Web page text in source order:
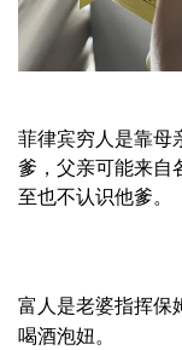
菲律宾穷人是靠母
爹，父亲可能来自
至也不认识他爹。
富人是老婆指挥保
喝酒泡妞。